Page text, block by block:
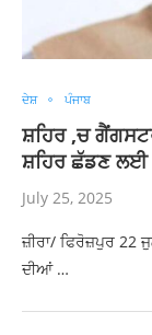
ਦੇਸ਼ ਪੰਜਾਬ
ਸ਼ਹਿਰ ,ਚ
ਸ਼ਹਿਰ ਛੱਡਣ
July 25, 2025
ਜ਼ੀਰਾ/ ਫਿਰੋਜ਼ਪੁਰ 22
ਦੀਆਂ …